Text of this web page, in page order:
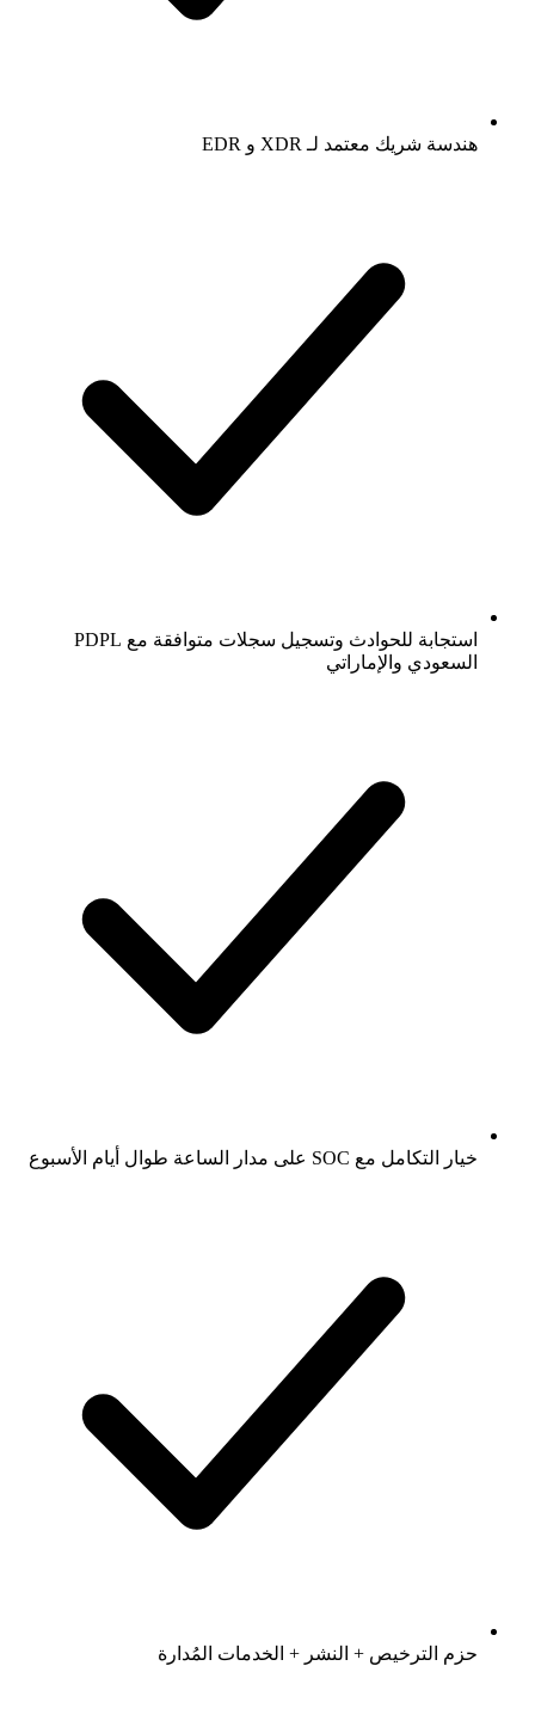
هندسة شريك معتمد لـ XDR و EDR
استجابة للحوادث وتسجيل سجلات متوافقة مع PDPL
السعودي والإماراتي
خيار التكامل مع SOC على مدار الساعة طوال أيام الأسبوع
حزم الترخيص + النشر + الخدمات المُدارة